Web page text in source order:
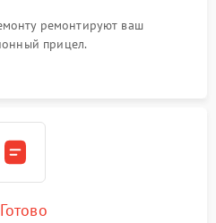
ремонтируют ваш
прицел.